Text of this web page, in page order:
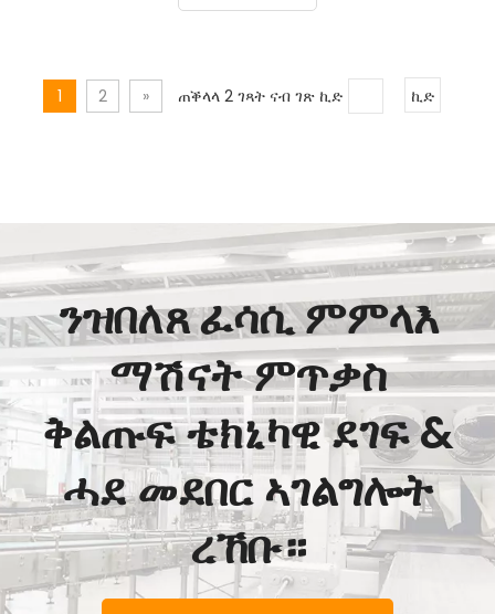
1 2 » ጠቕላላ 2 ገጻት ናብ ገጽ ኪድ ኪድ
ንዝበለጸ ፈሳሲ ምምላእ
ማሽናት ምጥቃስ
ቅልጡፍ ቴክኒካዊ ደገፍ &
ሓደ መደበር ኣገልግሎት
ረኸቡ።